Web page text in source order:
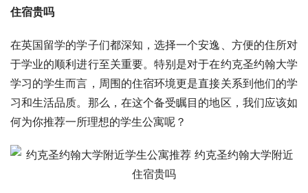
住宿贵吗
在英国留学的学子们都深知，选择一个安逸、方便的住所对
于学业的顺利进行至关重要。特别是对于在约克圣约翰大学
学习的学生而言，周围的住宿环境更是直接关系到他们的学
习和生活品质。那么，在这个备受瞩目的地区，我们应该如
何为你推荐一所理想的学生公寓呢？